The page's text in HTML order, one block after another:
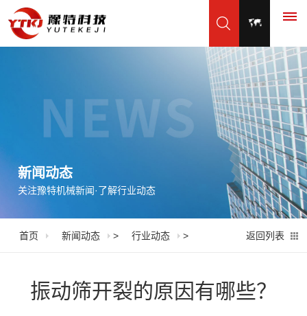
页
产
展
筛
用
新闻动态
关注豫特机械新闻·了解行业动态
首页 新闻动态 > 行业动态 > 返回列表
振动筛开裂的原因有哪些？